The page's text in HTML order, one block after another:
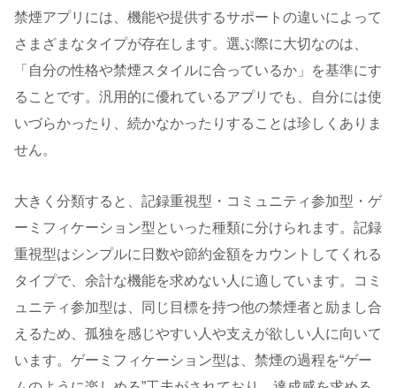
禁煙アプリには、機能や提供するサポートの違いによって
さまざまなタイプが存在します。選ぶ際に大切なのは、
「自分の性格や禁煙スタイルに合っているか」を基準にす
ることです。汎用的に優れているアプリでも、自分には使
いづらかったり、続かなかったりすることは珍しくありま
せん。
大きく分類すると、記録重視型・コミュニティ参加型・ゲ
ーミフィケーション型といった種類に分けられます。記録
重視型はシンプルに日数や節約金額をカウントしてくれる
タイプで、余計な機能を求めない人に適しています。コミ
ュニティ参加型は、同じ目標を持つ他の禁煙者と励まし合
えるため、孤独を感じやすい人や支えが欲しい人に向いて
います。ゲーミフィケーション型は、禁煙の過程を“ゲー